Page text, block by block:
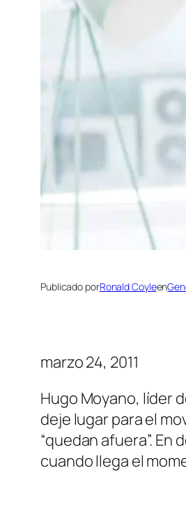
Publicado porRonald Coyleen
marzo 24, 2011
Hugo Moyano, líder
deje lugar para el
“quedan afuera”.
cuando llega el